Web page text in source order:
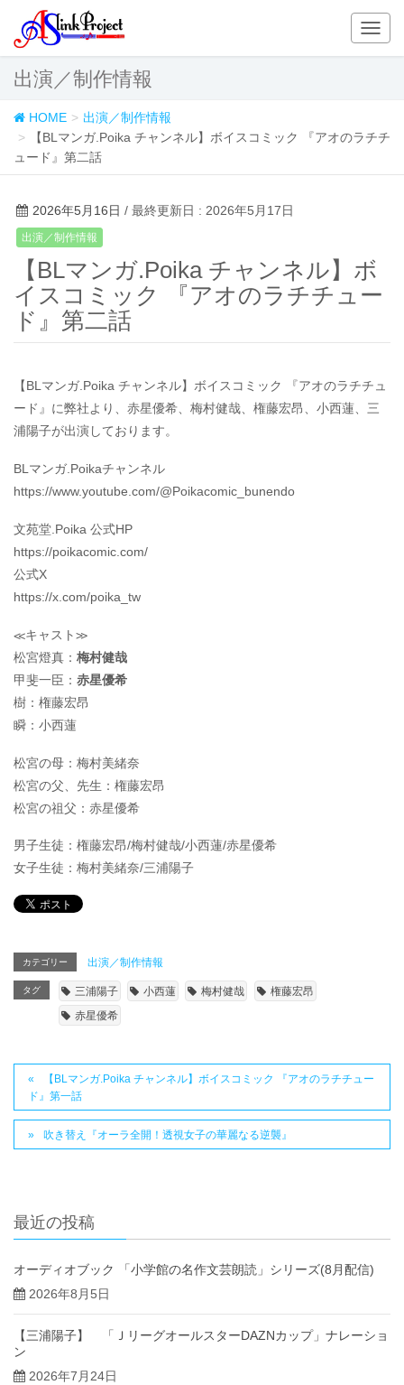
T
e
t
出演／制作情報
HOME
出演／制作情報
【BLマンガ.Poika チャンネル】ボイスコミック 『アオのラチチ
ュード』第二話
2026年5月16日 / 最終更新日 : 2026年5月17日
出演／制作情報
【BLマンガ.Poika チャンネル】ボ
イスコミック 『アオのラチチュー
ド』第二話
【BLマンガ.Poika チャンネル】ボイスコミック 『アオのラチチュ
ード』に弊社より、赤星優希、梅村健哉、権藤宏昂、小西蓮、三
浦陽子が出演しております。
BLマンガ.Poikaチャンネル
https://www.youtube.com/@Poikacomic_bunendo
文苑堂.Poika 公式HP
https://poikacomic.com/
公式X
https://x.com/poika_tw
≪キャスト≫
松宮燈真： 梅村健哉
甲斐一臣： 赤星優希
樹：権藤宏昂
瞬：小西蓮
松宮の母：梅村美緒奈
松宮の父、先生：権藤宏昂
松宮の祖父：赤星優希
男子生徒：権藤宏昂/梅村健哉/小西蓮/赤星優希
女子生徒：梅村美緒奈/三浦陽子
カテゴリー 出演／制作情報
タグ 三浦陽子 小西蓮 梅村健哉
権藤宏昂
赤星優希
【BLマンガ.Poika チャンネル】ボイスコミック 『アオのラチチュー
ド』第一話
吹き替え『オーラ全開！透視女子の華麗なる逆襲』
最近の投稿
オーディオブック 「小学館の名作文芸朗読」シリーズ(8月配信)
2026年8月5日
【三浦陽子】 「ＪリーグオールスターDAZNカップ」ナレーショ
ン
2026年7月24日